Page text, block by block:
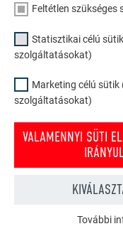
VISSZA
PREFA CSALÁDI VÁLLALKOZÁS
Fenntarthatóság
Feltétlen szükséges
Statisztikai célú
szolgáltatásokat)
Marketing célú sütik
szolgáltatásokat)
VALAMENNYI SÜTI
FELTÉTLEN SZÜKSÉGES
További